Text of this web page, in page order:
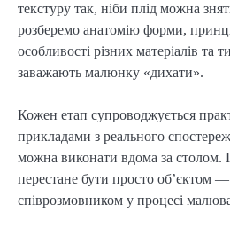
текстуру так, ніби плід можна
розберемо анатомію форми,
особливості різних матеріалів та
заважають малюнку «дихати».
Кожен етап супроводжується
прикладами з реального
можна виконати вдома за столом.
перестане бути просто об’єктом
співрозмовником у процесі